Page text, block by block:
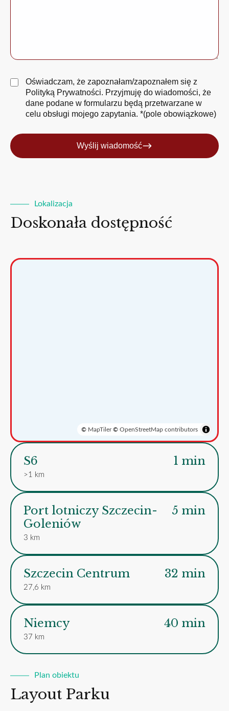
Oświadczam, że zapoznałam/zapoznałem się z
Polityką Prywatności. Przyjmuję do wiadomości, że
dane podane w formularzu będą przetwarzane w
celu obsługi mojego zapytania. *(pole obowiązkowe)
Wyślij wiadomość
Lokalizacja
Doskonała dostępność
© MapTiler© OpenStreetMap contributors
S6
>1 km
1 min
Port lotniczy Szczecin-
Goleniów
3 km
5 min
Szczecin Centrum
27,6 km
32 min
Niemcy
37 km
40 min
Plan obiektu
Layout Parku